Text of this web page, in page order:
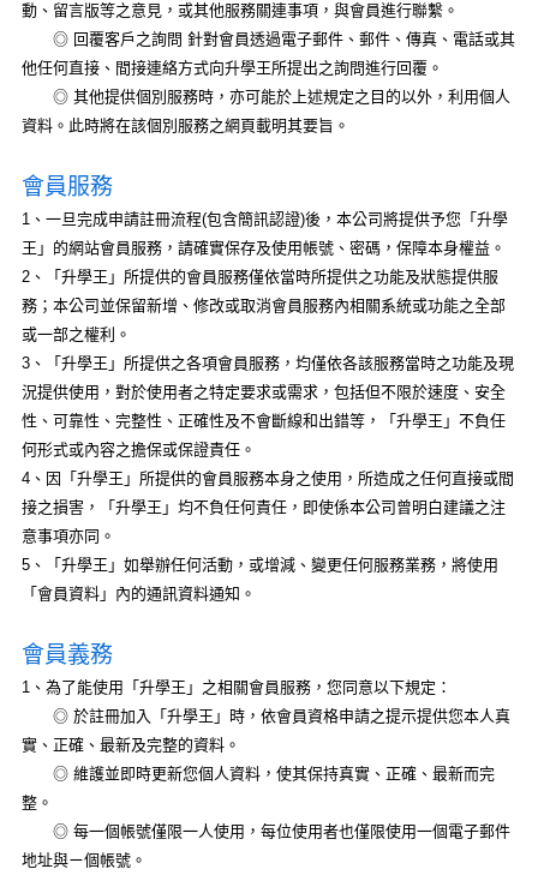
動、留言版等之意見，或其他服務關連事項，與會員進行聯繫。
◎ 回覆客戶之詢問 針對會員透過電子郵件、郵件、傳真、電話或其
他任何直接、間接連絡方式向升學王所提出之詢問進行回覆。
◎ 其他提供個別服務時，亦可能於上述規定之目的以外，利用個人
資料。此時將在該個別服務之網頁載明其要旨。
會員服務
1、一旦完成申請註冊流程(包含簡訊認證)後，本公司將提供予您「升學
王」的網站會員服務，請確實保存及使用帳號、密碼，保障本身權益。
2、「升學王」所提供的會員服務僅依當時所提供之功能及狀態提供服
務；本公司並保留新增、修改或取消會員服務內相關系統或功能之全部
或一部之權利。
3、「升學王」所提供之各項會員服務，均僅依各該服務當時之功能及現
況提供使用，對於使用者之特定要求或需求，包括但不限於速度、安全
性、可靠性、完整性、正確性及不會斷線和出錯等，「升學王」不負任
何形式或內容之擔保或保證責任。
4、因「升學王」所提供的會員服務本身之使用，所造成之任何直接或間
接之損害，「升學王」均不負任何責任，即使係本公司曾明白建議之注
意事項亦同。
5、「升學王」如舉辦任何活動，或增減、變更任何服務業務，將使用
「會員資料」內的通訊資料通知。
會員義務
1、為了能使用「升學王」之相關會員服務，您同意以下規定：
◎ 於註冊加入「升學王」時，依會員資格申請之提示提供您本人真
實、正確、最新及完整的資料。
◎ 維護並即時更新您個人資料，使其保持真實、正確、最新而完
整。
◎ 每一個帳號僅限一人使用，每位使用者也僅限使用一個電子郵件
地址與ㄧ個帳號。